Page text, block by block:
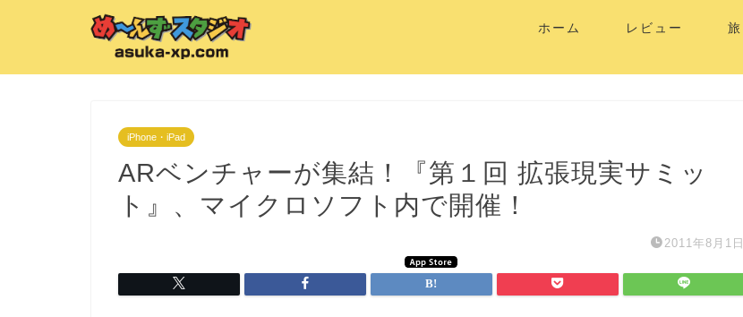
ホーム レビュー 旅
iPhone・iPad
ARベンチャーが集結！『第１回 拡張現実サミッ
ト』、マイクロソフト内で開催！
2011年8月1日